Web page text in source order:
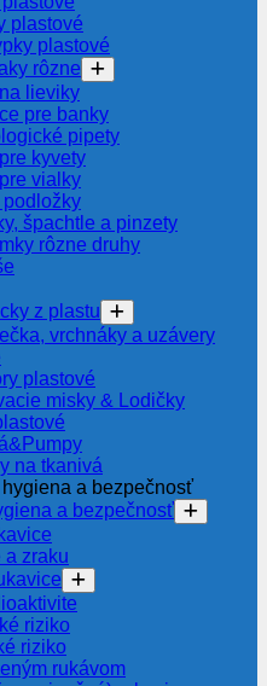
plastové
plastové
rôzne
lieviky
pre banky
pipety
kyvety
vialky
podložky
špachtle a pinzety
rôzne druhy
z plastu
vrchnáky a uzávery
plastové
misky & Lodičky
na tkanivá
a bezpečnosť
a zraku
riziko
riziko
rukávom